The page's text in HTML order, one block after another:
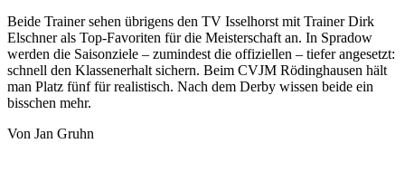
Beide Trainer sehen übrigens den TV Isselhorst mit Trainer Dirk
Elschner als Top-Favoriten für die Meisterschaft an. In Spradow
werden die Saisonziele – zumindest die offiziellen – tiefer angesetzt:
schnell den Klassenerhalt sichern. Beim CVJM Rödinghausen hält
man Platz fünf für realistisch. Nach dem Derby wissen beide ein
bisschen mehr.
Von Jan Gruhn